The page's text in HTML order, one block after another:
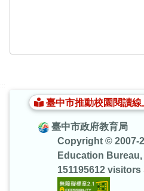
臺中市推動校園閱讀
臺中市政府教育局
Copyright © 2007-
Education Bureau,
151195612 visitors